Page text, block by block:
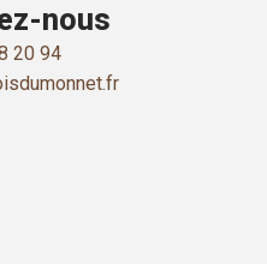
nous
20 94